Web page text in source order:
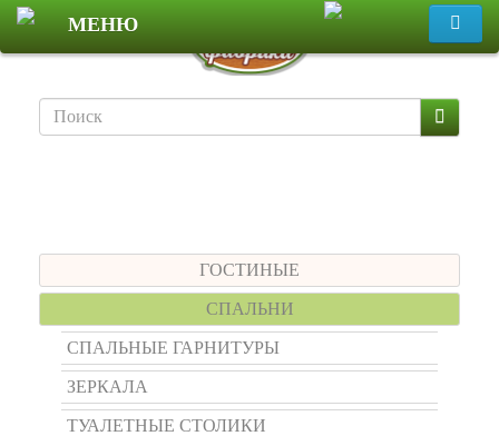
МЕНЮ
ГОСТИНЫЕ
СПАЛЬНИ
СПАЛЬНЫЕ ГАРНИТУРЫ
ЗЕРКАЛА
ТУАЛЕТНЫЕ СТОЛИКИ